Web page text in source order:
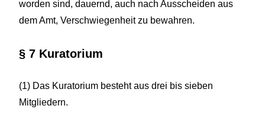
worden sind, dauernd, auch nach Ausscheiden aus
dem Amt, Verschwiegenheit zu bewahren.
§ 7 Kuratorium
(1) Das Kuratorium besteht aus drei bis sieben
Mitgliedern.